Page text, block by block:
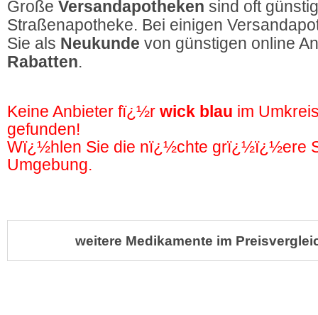
Große Versandapotheken sind oft
Straßenapotheke. Bei einigen
Sie als Neukunde von günstigen online
Rabatten.
Keine Anbieter fï¿½r wick blau im
gefunden!
Wï¿½hlen Sie die nï¿½chte grï¿½ï¿½ere
Umgebung.
weitere Medikamente im